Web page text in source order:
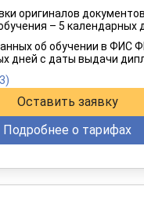
в рассрочку на 12
оригиналов
– 5 календарных
об обучении в ФИС
дней с даты выдачи
Оставить заявку
Подробнее о тарифах